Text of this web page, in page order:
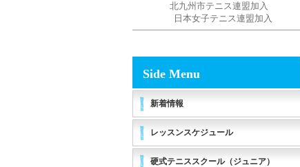
北九州市テニス連盟加入
日本女子テニス連盟加入
Side Menu
新着情報
レッスンスケジュール
硬式テニススクール（ジュニア）